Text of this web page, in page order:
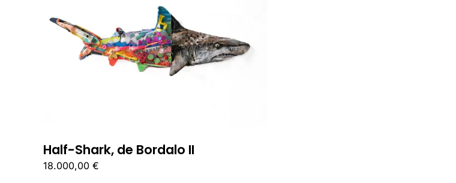
Half-Shark, de Bordalo II
18.000,00 €